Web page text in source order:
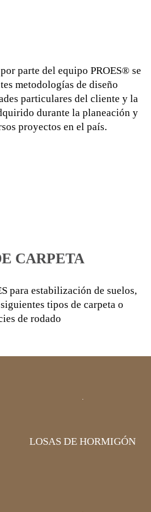
parte del equipo PROES® se
metodologías de diseño
particulares del cliente y la
durante la planeación y
proyectos en el país.
CARPETA
para estabilización de suelos,
tipos de carpeta o
de rodado
LOSAS DE HORMIGÓN